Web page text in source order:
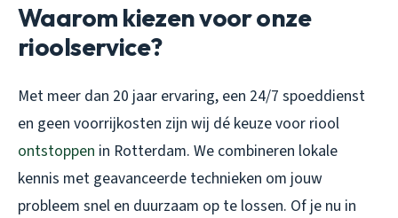
Waarom kiezen voor onze
rioolservice?
Met meer dan 20 jaar ervaring, een 24/7 spoeddienst
en geen voorrijkosten zijn wij dé keuze voor riool
ontstoppen in Rotterdam. We combineren lokale
kennis met geavanceerde technieken om jouw
probleem snel en duurzaam op te lossen. Of je nu in